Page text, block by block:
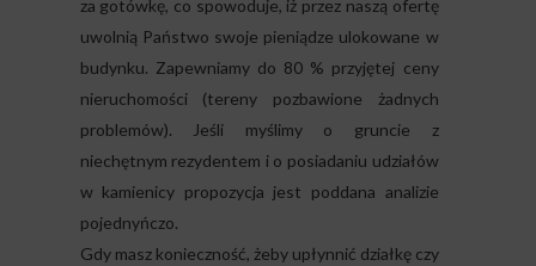
za gotówkę, co spowoduje, iż przez naszą ofertę
uwolnią Państwo swoje pieniądze ulokowane w
budynku. Zapewniamy do 80 % przyjętej ceny
nieruchomości (tereny pozbawione żadnych
problemów). Jeśli myślimy o gruncie z
niechętnym rezydentem i o posiadaniu udziałów
w kamienicy propozycja jest poddana analizie
pojednyńczo.
Gdy masz konieczność, żeby upłynnić działkę czy